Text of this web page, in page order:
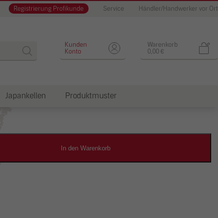
Registrierung Profikunde Service Händler/Handwerker vor Ort
Warenkorb
0,00 €
Kunden
Konto
Japankellen Produktmuster
Designputz
In den Warenkorb